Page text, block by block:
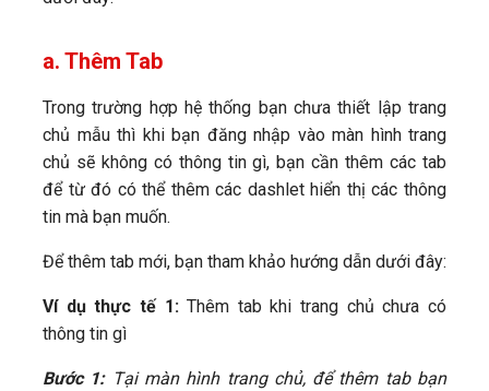
a. Thêm Tab
Trong trường hợp hệ thống bạn chưa thiết lập trang
chủ mẫu thì khi bạn đăng nhập vào màn hình trang
chủ sẽ không có thông tin gì, bạn cần thêm các tab
để từ đó có thể thêm các dashlet hiển thị các thông
tin mà bạn muốn.
Để thêm tab mới, bạn tham khảo hướng dẫn dưới đây:
Ví dụ thực tế 1:Thêm tab khi trang chủ chưa có
thông tin gì
Bước 1:Tại màn hình trang chủ, để thêm tab bạn